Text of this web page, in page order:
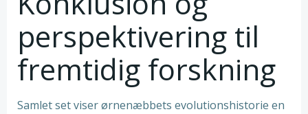
perspektivering til
fremtidig forskning
Samlet set viser ørnenæbbets evolutionshistorie en